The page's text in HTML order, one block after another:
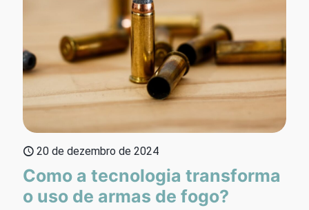
20 de dezembro de 2024
Como a tecnologia transforma
o uso de armas de fogo?